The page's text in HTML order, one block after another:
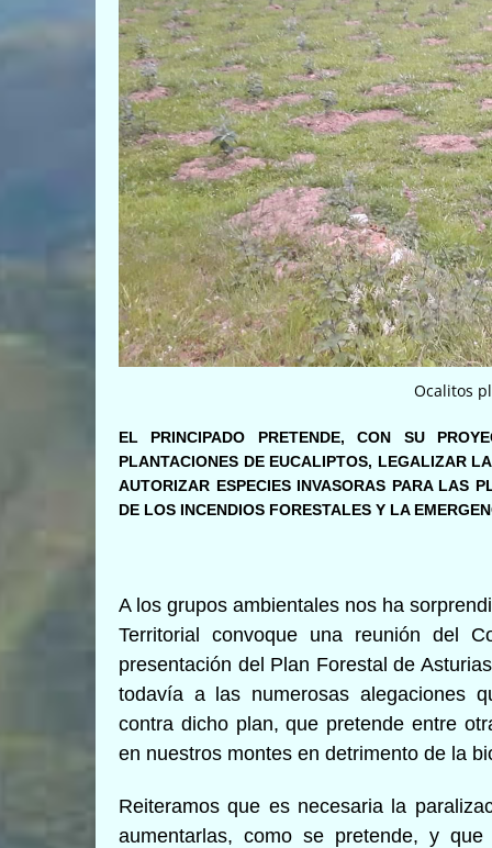
Ocalitos
EL PRINCIPADO PRETENDE, CON SU
PLANTACIONES DE EUCALIPTOS, LEGALIZAR
AUTORIZAR ESPECIES INVASORAS PARA LAS
DE LOS INCENDIOS FORESTALES Y LA
A los grupos ambientales nos ha
Territorial convoque una reunión del
presentación del Plan Forestal de
todavía a las numerosas alegaciones
contra dicho plan, que pretende entre
en nuestros montes en detrimento de la
Reiteramos que es necesaria la
aumentarlas, como se pretende, y